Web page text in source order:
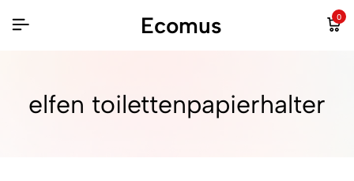
Ecomus 0
elfen toilettenpapierhalter